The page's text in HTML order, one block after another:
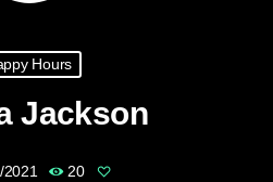
Hours
Jackson
20